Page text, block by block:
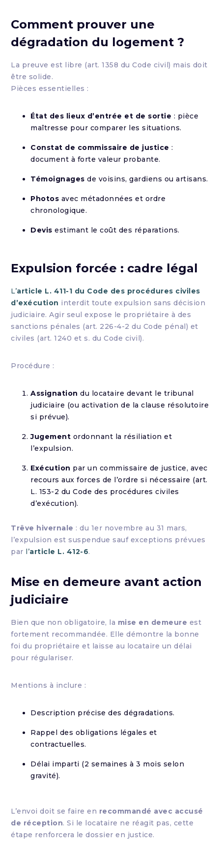
Comment prouver une
dégradation du logement ?
La preuve est libre (art. 1358 du Code civil) mais doit
être solide.
Pièces essentielles :
État des lieux d’entrée et de sortie : pièce
maîtresse pour comparer les situations.
Constat de commissaire de justice :
document à forte valeur probante.
Témoignages de voisins, gardiens ou artisans.
Photos avec métadonnées et ordre
chronologique.
Devis estimant le coût des réparations.
Expulsion forcée : cadre légal
L’article L. 411-1 du Code des procédures civiles
d’exécution interdit toute expulsion sans décision
judiciaire. Agir seul expose le propriétaire à des
sanctions pénales (art. 226-4-2 du Code pénal) et
civiles (art. 1240 et s. du Code civil).
Procédure :
Assignation du locataire devant le tribunal
judiciaire (ou activation de la clause résolutoire
si prévue).
Jugement ordonnant la résiliation et
l’expulsion.
Exécution par un commissaire de justice, avec
recours aux forces de l’ordre si nécessaire (art.
L. 153-2 du Code des procédures civiles
d’exécution).
Trêve hivernale : du 1er novembre au 31 mars,
l’expulsion est suspendue sauf exceptions prévues
par l’article L. 412-6.
Mise en demeure avant action
judiciaire
Bien que non obligatoire, la mise en demeure est
fortement recommandée. Elle démontre la bonne
foi du propriétaire et laisse au locataire un délai
pour régulariser.
Mentions à inclure :
Description précise des dégradations.
Rappel des obligations légales et
contractuelles.
Délai imparti (2 semaines à 3 mois selon
gravité).
L’envoi doit se faire en recommandé avec accusé
de réception. Si le locataire ne réagit pas, cette
étape renforcera le dossier en justice.